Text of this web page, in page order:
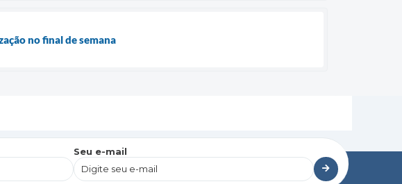
no final de semana
Seu e-mail